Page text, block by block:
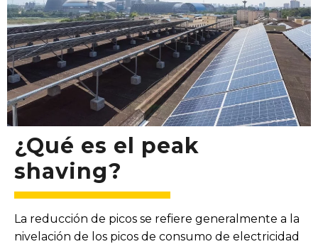
¿Qué es el peak
shaving?
La reducción de picos se refiere generalmente a la
nivelación de los picos de consumo de electricidad